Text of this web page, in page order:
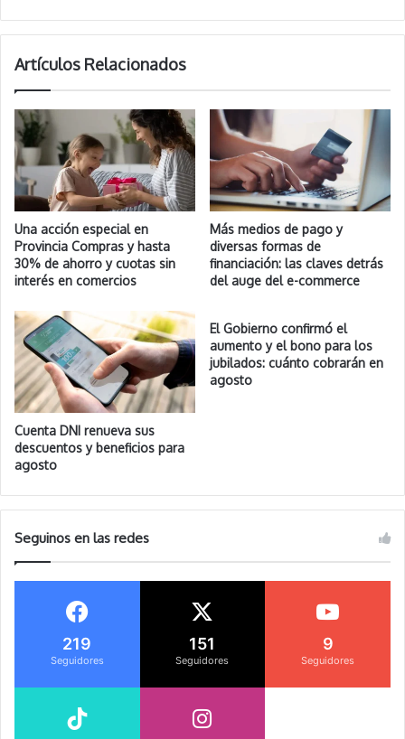
Artículos Relacionados
Una acción especial en
Provincia Compras y hasta
30% de ahorro y cuotas sin
interés en comercios
Más medios de pago y
diversas formas de
financiación: las claves detrás
del auge del e-commerce
Cuenta DNI renueva sus
descuentos y beneficios para
agosto
El Gobierno confirmó el
aumento y el bono para los
jubilados: cuánto cobrarán en
agosto
Seguinos en las redes
219
Seguidores
151
Seguidores
9
Seguidores